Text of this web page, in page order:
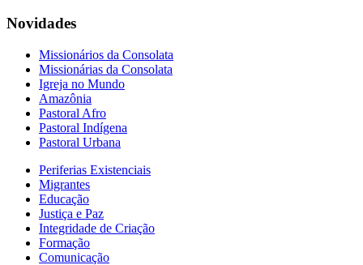
Novidades
Missionários da Consolata
Missionárias da Consolata
Igreja no Mundo
Amazônia
Pastoral Afro
Pastoral Indígena
Pastoral Urbana
Periferias Existenciais
Migrantes
Educação
Justiça e Paz
Integridade de Criação
Formação
Comunicação